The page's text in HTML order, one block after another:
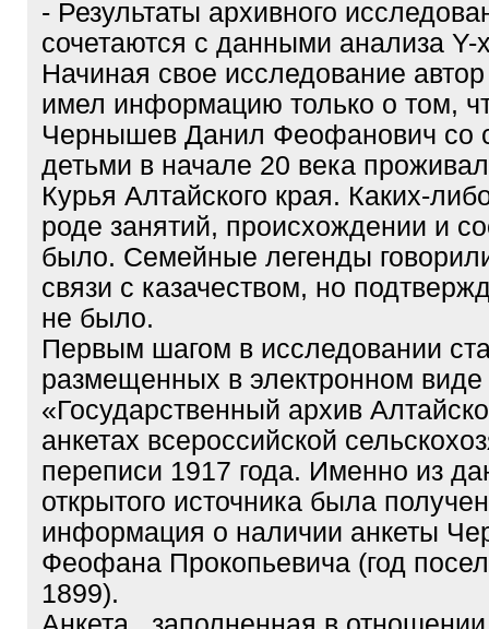
- Результаты архивного
сочетаются с данными анализа
Начиная свое исследование
имел информацию только о том,
Чернышев Данил Феофанович со
детьми в начале 20 века
Курья Алтайского края. Каких-
роде занятий, происхождении и
было. Семейные легенды
связи с казачеством, но
не было.
Первым шагом в исследовании
размещенных в электронном
«Государственный архив
анкетах всероссийской
переписи 1917 года. Именно из
открытого источника была
информация о наличии анкеты
Феофана Прокопьевича (год
1899).